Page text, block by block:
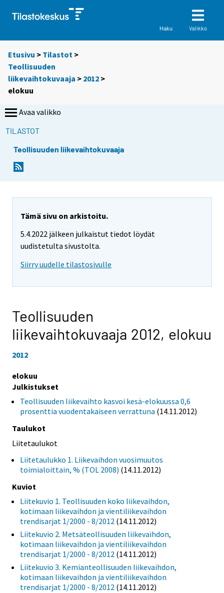
Haku Valikko
Etusivu > Tilastot >
Teollisuuden
liikevaihtokuvaaja > 2012 >
elokuu
Avaa valikko
TILASTOT
Teollisuuden liikevaihtokuvaaja
Tämä sivu on arkistoitu.
5.4.2022 jälkeen julkaistut tiedot löydät
uudistetulta sivustolta.
Siirry uudelle tilastosivulle
Teollisuuden
liikevaihtokuvaaja 2012, elokuu
2012
elokuu
Julkistukset
Teollisuuden liikevaihto kasvoi kesä-elokuussa 0,6
prosenttia vuodentakaiseen verrattuna (14.11.2012)
Taulukot
Liitetaulukot
Liitetaulukko 1. Liikevaihdon vuosimuutos
toimialoittain, % (TOL 2008) (14.11.2012)
Kuviot
Liitekuvio 1. Teollisuuden koko liikevaihdon,
kotimaan liikevaihdon ja vientiliikevaihdon
trendisarjat 1/2000 - 8/2012 (14.11.2012)
Liitekuvio 2. Metsäteollisuuden liikevaihdon,
kotimaan liikevaihdon ja vientiliikevaihdon
trendisarjat 1/2000 - 8/2012 (14.11.2012)
Liitekuvio 3. Kemianteollisuuden liikevaihdon,
kotimaan liikevaihdon ja vientiliikevaihdon
trendisarjat 1/2000 - 8/2012 (14.11.2012)